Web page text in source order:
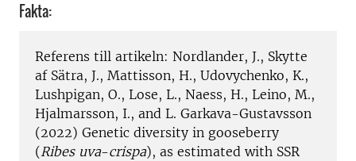
Fakta:
Referens till artikeln: Nordlander, J., Skytte
af Sätra, J., Mattisson, H., Udovychenko, K.,
Lushpigan, O., Lose, L., Naess, H., Leino, M.,
Hjalmarsson, I., and L. Garkava-Gustavsson
(2022) Genetic diversity in gooseberry
(Ribes uva-crispa), as estimated with SSR